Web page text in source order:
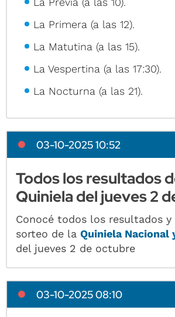
La Primera (a las 12).
La Matutina (a las 15).
La Vespertina (a las 17:30).
La Nocturna (a las 21).
03-10-2025 10:52
Todos los resultados
Quiniela del jueves 2
Conocé todos los resultados y
sorteo de laQuiniela Nacional
del jueves 2 de octubre
03-10-2025 08:10